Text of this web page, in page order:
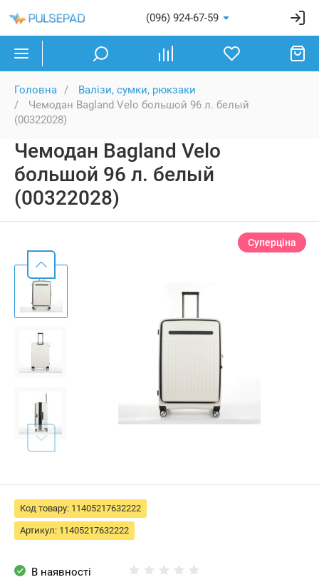
(096) 924-67-59
Головна
Валізи, сумки, рюкзаки
Чемодан Bagland Velo большой 96 л. белый
(00322028)
Чемодан Bagland Velo
большой 96 л. белый
(00322028)
Суперціна
Код товару: 11405217632222
Артикул: 11405217632222
В наявності